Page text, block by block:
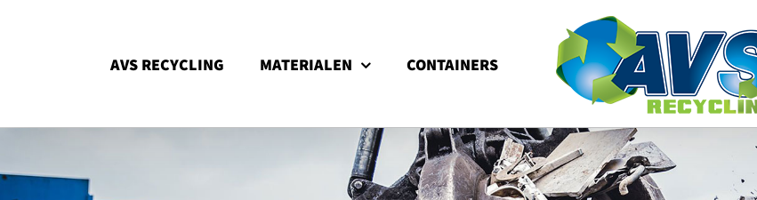
AVS RECYCLING MATERIALEN CONTAINERS